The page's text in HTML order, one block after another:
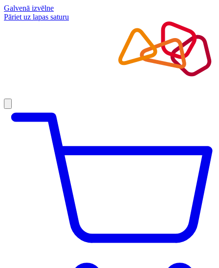
Galvenā izvēlne
Pāriet uz lapas saturu